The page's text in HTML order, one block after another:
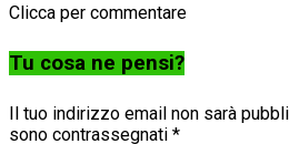
Clicca per commentare
Tu cosa ne pensi?
Il tuo indirizzo email non sarà
sono contrassegnati *